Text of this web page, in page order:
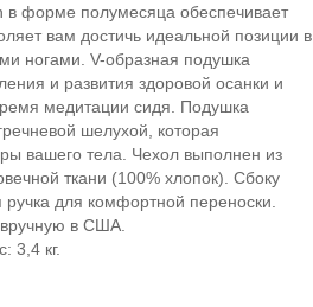
в форме полумесяца обеспечивает
вам достичь идеальной позиции в
ногами. V-образная подушка
и развития здоровой осанки и
медитации сидя. Подушка
шелухой, которая
вашего тела. Чехол выполнен из
ткани (100% хлопок). Сбоку
для комфортной переноски.
в США.
3,4 кг.